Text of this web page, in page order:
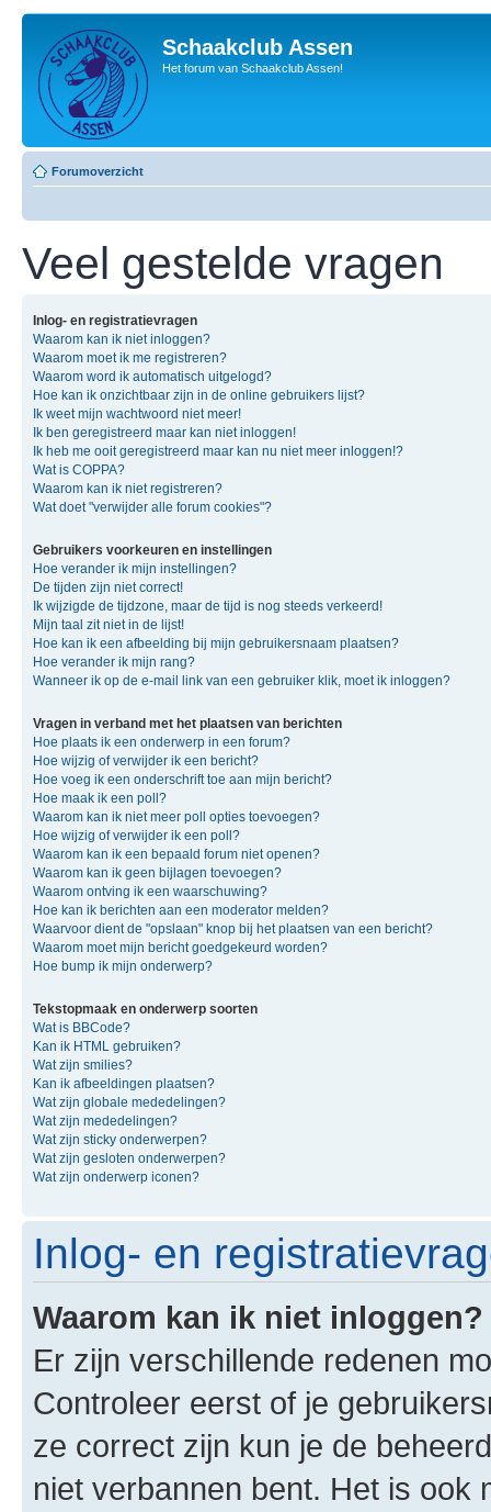
Schaakclub Assen
Het forum van Schaakclub Assen!
Forumoverzicht
Veel gestelde vragen
Inlog- en registratievragen
Waarom kan ik niet inloggen?
Waarom moet ik me registreren?
Waarom word ik automatisch uitgelogd?
Hoe kan ik onzichtbaar zijn in de online gebruikers lijst?
Ik weet mijn wachtwoord niet meer!
Ik ben geregistreerd maar kan niet inloggen!
Ik heb me ooit geregistreerd maar kan nu niet meer inloggen!?
Wat is COPPA?
Waarom kan ik niet registreren?
Wat doet "verwijder alle forum cookies"?
Gebruikers voorkeuren en instellingen
Hoe verander ik mijn instellingen?
De tijden zijn niet correct!
Ik wijzigde de tijdzone, maar de tijd is nog steeds verkeerd!
Mijn taal zit niet in de lijst!
Hoe kan ik een afbeelding bij mijn gebruikersnaam plaatsen?
Hoe verander ik mijn rang?
Wanneer ik op de e-mail link van een gebruiker klik, moet ik inloggen?
Vragen in verband met het plaatsen van berichten
Hoe plaats ik een onderwerp in een forum?
Hoe wijzig of verwijder ik een bericht?
Hoe voeg ik een onderschrift toe aan mijn bericht?
Hoe maak ik een poll?
Waarom kan ik niet meer poll opties toevoegen?
Hoe wijzig of verwijder ik een poll?
Waarom kan ik een bepaald forum niet openen?
Waarom kan ik geen bijlagen toevoegen?
Waarom ontving ik een waarschuwing?
Hoe kan ik berichten aan een moderator melden?
Waarvoor dient de "opslaan" knop bij het plaatsen van een bericht?
Waarom moet mijn bericht goedgekeurd worden?
Hoe bump ik mijn onderwerp?
Tekstopmaak en onderwerp soorten
Wat is BBCode?
Kan ik HTML gebruiken?
Wat zijn smilies?
Kan ik afbeeldingen plaatsen?
Wat zijn globale mededelingen?
Wat zijn mededelingen?
Wat zijn sticky onderwerpen?
Wat zijn gesloten onderwerpen?
Wat zijn onderwerp iconen?
Inlog- en
Waarom kan ik niet inloggen?
Er zijn verschillende redenen
Controleer eerst of je
ze correct zijn kun je de
niet verbannen bent. Het is ook